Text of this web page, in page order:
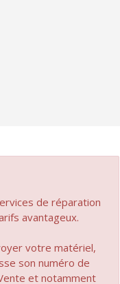
de réparation
avantageux.
votre matériel,
son numéro de
et notamment